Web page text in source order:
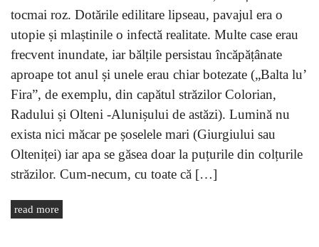
tocmai roz. Dotările edilitare lipseau, pavajul era o
utopie și mlaștinile o infectă realitate. Multe case erau
frecvent inundate, iar bălțile persistau încăpățânate
aproape tot anul și unele erau chiar botezate („Balta lu’
Fira”, de exemplu, din capătul străzilor Colorian,
Radului și Olteni -Alunișului de astăzi). Lumină nu
exista nici măcar pe șoselele mari (Giurgiului sau
Olteniței) iar apa se găsea doar la puțurile din colțurile
străzilor. Cum-necum, cu toate că […]
read more